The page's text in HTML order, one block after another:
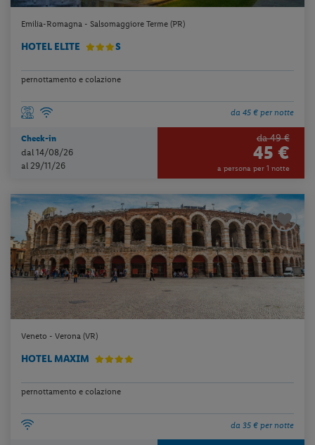
Emilia-Romagna - Salsomaggiore Terme (PR)
HOTEL ELITE S
pernottamento e colazione
da 45 € per notte
Check-in
dal 14/08/26
al 29/11/26
da 49 €
45 €
a persona per 1 notte
Veneto - Verona (VR)
HOTEL MAXIM
pernottamento e colazione
da 35 € per notte